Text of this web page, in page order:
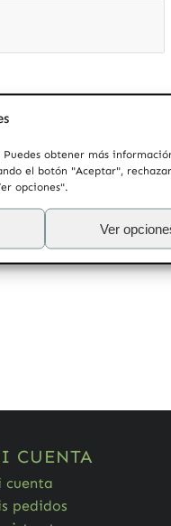
obtener más
el botón "Aceptar",
opciones".
Ver
CUENTA
cuenta
pedidos